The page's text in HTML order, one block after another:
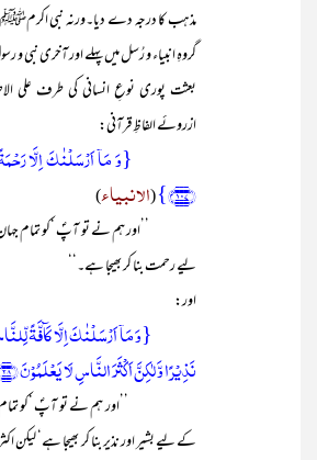
مذہب کا درجہ دے دیا۔ورنہ نبی
گروہِ انبیاء و رُسل میں پہلے اور آخری نبی و
بعثت پوری نوعِ انسانی کی طرف علی
ازروئے الفاظِ قرآنی:
{وَ مَاۤ اَرۡسَلۡنٰکَ اِلَّا رَحۡمَۃً
﴿۱۰۷﴾}
(الانبیاء)
’’اور ہم نے تو آپؐ ‘کو تمام
لیے رحمت بنا کر بھیجا ہے۔‘‘
اور:
{وَ مَاۤ اَرۡسَلۡنٰکَ اِلَّا کَآفَّۃً
نَذِیۡرًا وَّ لٰکِنَّ اَکۡثَرَ النَّاسِ لَا یَعۡلَمُوۡنَ ﴿۲۸﴾}
’’اور ہم نے تو آپؐ ‘کو تمام
کے لیے بشیر اور نذیر بنا کر بھیجا ہے‘ لیکن